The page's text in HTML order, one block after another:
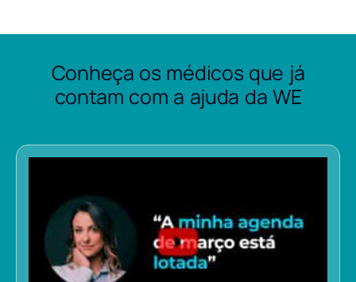
Conheça os médicos que já
contam com a ajuda da WE